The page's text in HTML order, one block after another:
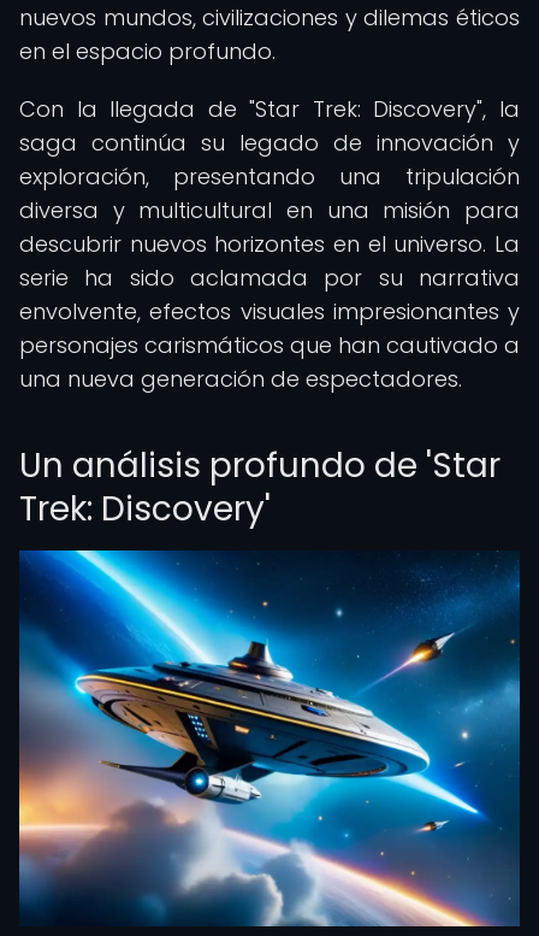
nuevos mundos, civilizaciones y dilemas éticos
en el espacio profundo.
Con la llegada de "Star Trek: Discovery", la
saga continúa su legado de innovación y
exploración, presentando una tripulación
diversa y multicultural en una misión para
descubrir nuevos horizontes en el universo. La
serie ha sido aclamada por su narrativa
envolvente, efectos visuales impresionantes y
personajes carismáticos que han cautivado a
una nueva generación de espectadores.
Un análisis profundo de 'Star
Trek: Discovery'